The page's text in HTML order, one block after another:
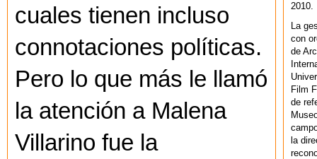
cuales tienen incluso
connotaciones políticas.
Pero lo que más le llamó
la atención a Malena
Villarino fue la
2010.
La
con
de
Film
de
la